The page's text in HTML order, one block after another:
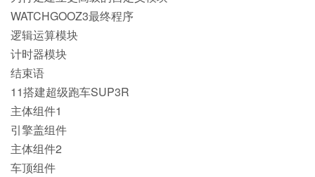
WATCHGOOZ3最终程序
逻辑运算模块
计时器模块
结束语
11搭建超级跑车SUP3R
主体组件1
引擎盖组件
主体组件2
车顶组件